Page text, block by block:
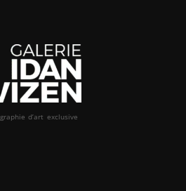
d’art exclusive